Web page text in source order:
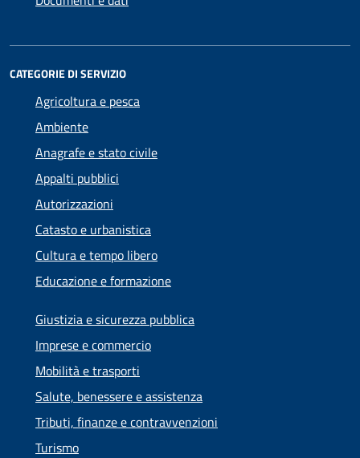
CATEGORIE DI SERVIZIO
Agricoltura e pesca
Ambiente
Anagrafe e stato civile
Appalti pubblici
Autorizzazioni
Catasto e urbanistica
Cultura e tempo libero
Educazione e formazione
Giustizia e sicurezza pubblica
Imprese e commercio
Mobilità e trasporti
Salute, benessere e assistenza
Tributi, finanze e contravvenzioni
Turismo